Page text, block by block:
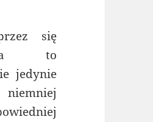
się
to
jedynie